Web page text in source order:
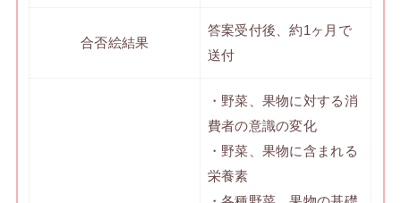
合否絵結果
答案受付後、約1ヶ月で
送付
・野菜、果物に対する消
費者の意識の変化
・野菜、果物に含まれる
栄養素